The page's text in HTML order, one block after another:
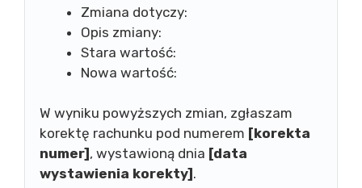
Zmiana dotyczy:
Opis zmiany:
Stara wartość:
Nowa wartość:
W wyniku powyższych zmian, zgłaszam
korektę rachunku pod numerem [korekta
numer] , wystawioną dnia [data
wystawienia korekty] .